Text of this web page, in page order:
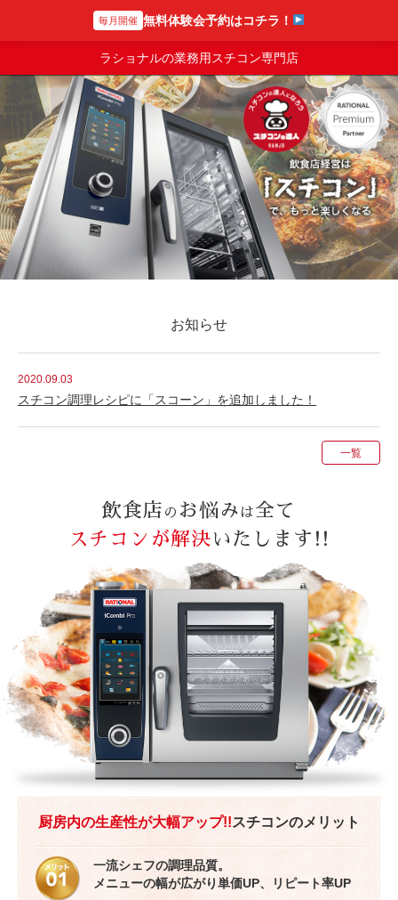
スチコンの達人
ラショナルの業務用スチコン専門店
お知らせ
2020.09.03
スチコン調理レシピに「スコーン」を追加しました！
一覧
飲食店 の お悩み は全て
スチコンが解決いたします!!
厨房内の生産性が大幅アップ!!スチコンのメリット
一流シェフの調理品質。
メニューの幅が広がり単価UP、リピート率UP
毎月開催 無料体験会予約はコチラ！